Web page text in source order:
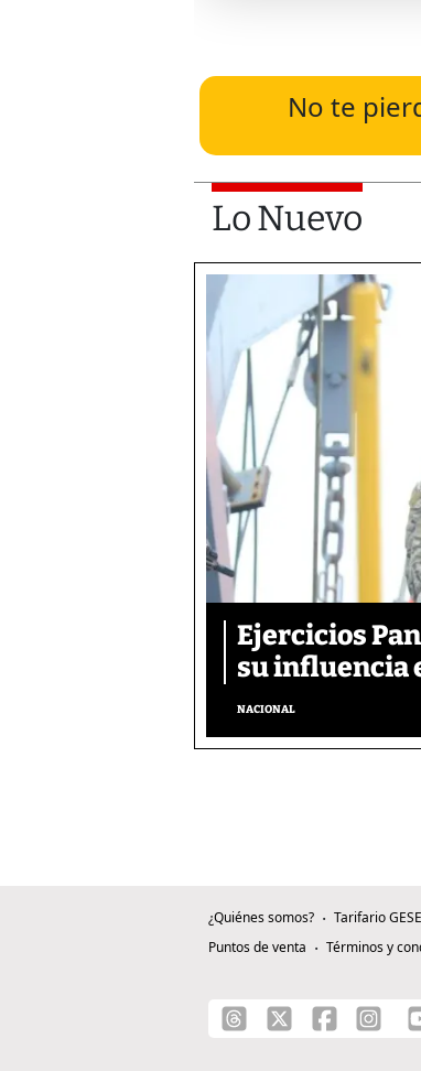
No te
Lo Nuevo
Ejercicios
su influencia
NACIONAL
¿Quiénes somos? Tarifario GESE
Puntos de venta
Términos y